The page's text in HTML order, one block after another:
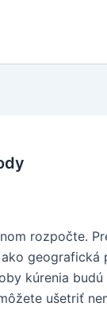
rozpočte.
kúrenia
ušetriť